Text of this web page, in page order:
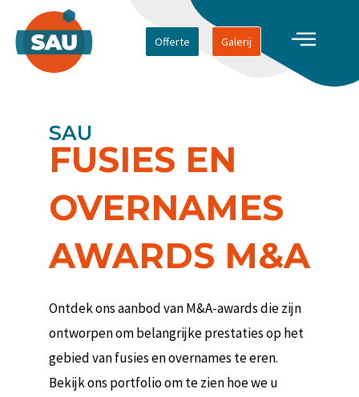
Offerte Galerij
SAU
FUSIES EN
OVERNAMES
AWARDS M&A
Ontdek ons ​​aanbod van M&A-awards die zijn
ontworpen om belangrijke prestaties op het
gebied van fusies en overnames te eren.
Bekijk ons ​​portfolio om te zien hoe we u